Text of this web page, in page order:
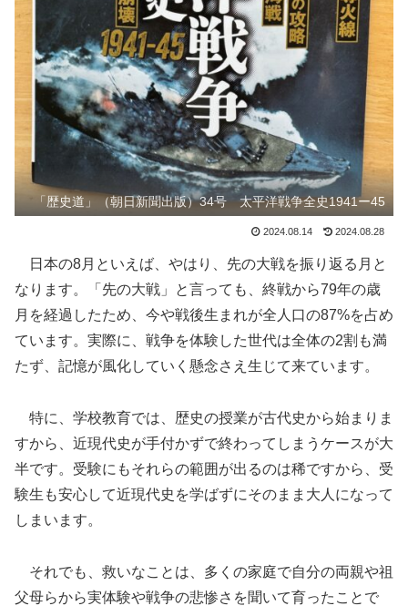
「歴史道」（朝日新聞出版）34号 太平洋戦争全史1941ー45
2024.08.14 2024.08.28
日本の8月といえば、やはり、先の大戦を振り返る月と
なります。「先の大戦」と言っても、終戦から79年の歳
月を経過したため、今や戦後生まれが全人口の87%を占め
ています。実際に、戦争を体験した世代は全体の2割も満
たず、記憶が風化していく懸念さえ生じて来ています。
特に、学校教育では、歴史の授業が古代史から始まりま
すから、近現代史が手付かずで終わってしまうケースが大
半です。受験にもそれらの範囲が出るのは稀ですから、受
験生も安心して近現代史を学ばずにそのまま大人になって
しまいます。
それでも、救いなことは、多くの家庭で自分の両親や祖
父母らから実体験や戦争の悲惨さを聞いて育ったことで